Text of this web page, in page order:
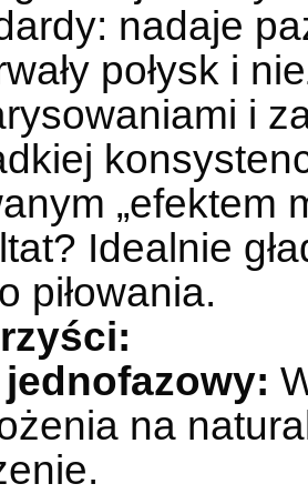
nadaje
połysk i
i
„efektem
Idealnie
piłowania.
na